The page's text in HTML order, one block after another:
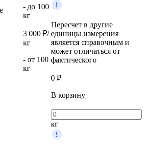
- до 100
кг
3 000 ₽/
кг
- от 100
кг
Пересчет в другие
единицы измерения
является справочным и
может отличаться от
фактического
0 ₽
В корзину
кг